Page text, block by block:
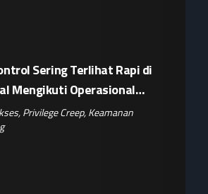
Sering Terlihat Rapi di
Mengikuti Operasional
,Privilege Creep,Keamanan